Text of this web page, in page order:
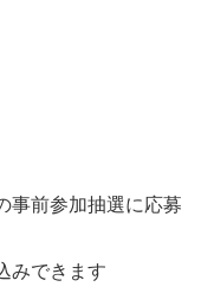
事前参加抽選に応募
みできます